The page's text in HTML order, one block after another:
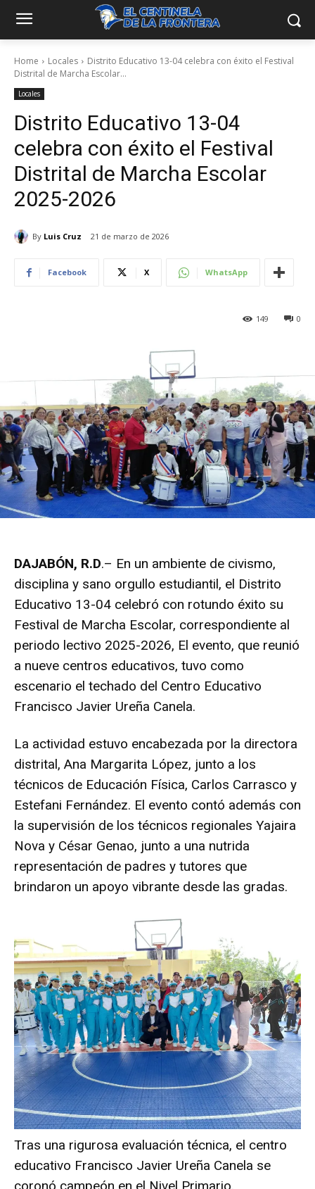
Home Locales
Distrito Educativo 13-04 celebra con éxito el Festival
Distrital de Marcha Escolar...
Locales
Distrito Educativo 13-04
celebra con éxito el Festival
Distrital de Marcha Escolar
2025-2026
By Luis Cruz 21 de marzo de 2026
Facebook X WhatsApp
0
149
DAJABÓN, R.D.– En un ambiente de civismo,
disciplina y sano orgullo estudiantil, el Distrito
Educativo 13-04 celebró con rotundo éxito su
Festival de Marcha Escolar, correspondiente al
periodo lectivo 2025-2026, El evento, que reunió
a nueve centros educativos, tuvo como
escenario el techado del Centro Educativo
Francisco Javier Ureña Canela.
La actividad estuvo encabezada por la directora
distrital, Ana Margarita López, junto a los
técnicos de Educación Física, Carlos Carrasco y
Estefani Fernández. El evento contó además con
la supervisión de los técnicos regionales Yajaira
Nova y César Genao, junto a una nutrida
representación de padres y tutores que
brindaron un apoyo vibrante desde las gradas.
Tras una rigurosa evaluación técnica, el centro
educativo Francisco Javier Ureña Canela se